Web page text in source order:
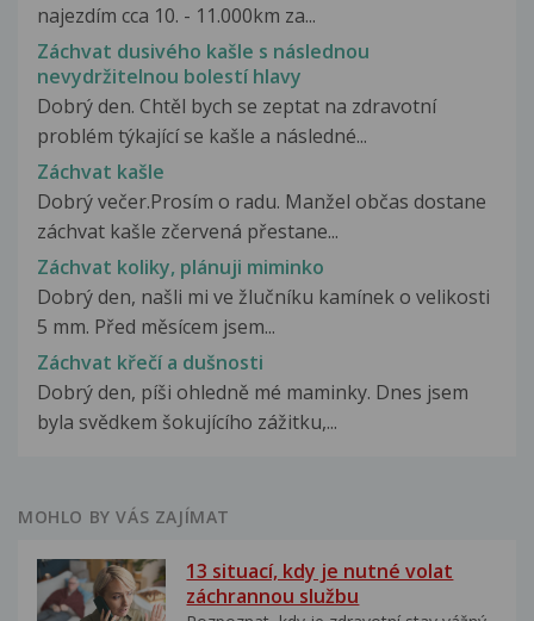
najezdím cca 10. - 11.000km za...
Záchvat dusivého kašle s následnou
nevydržitelnou bolestí hlavy
Dobrý den. Chtěl bych se zeptat na zdravotní
problém týkající se kašle a následné...
Záchvat kašle
Dobrý večer.Prosím o radu. Manžel občas dostane
záchvat kašle zčervená přestane...
Záchvat koliky, plánuji miminko
Dobrý den, našli mi ve žlučníku kamínek o velikosti
5 mm. Před měsícem jsem...
Záchvat křečí a dušnosti
Dobrý den, píši ohledně mé maminky. Dnes jsem
byla svědkem šokujícího zážitku,...
MOHLO BY VÁS ZAJÍMAT
13 situací, kdy je nutné volat
záchrannou službu